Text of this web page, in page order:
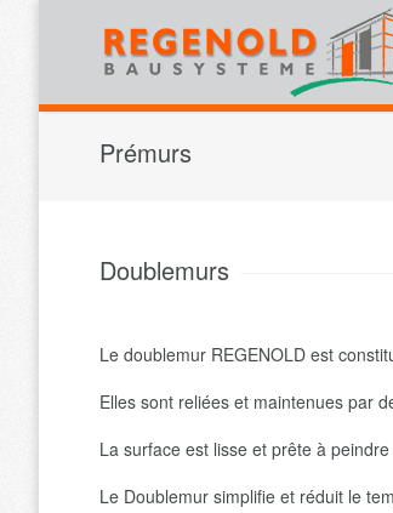
Prémurs
Doublemurs
Le doublemur REGENOLD est
Elles sont reliées et maintenues par
La surface est lisse et prête à
Le Doublemur simplifie et réduit le